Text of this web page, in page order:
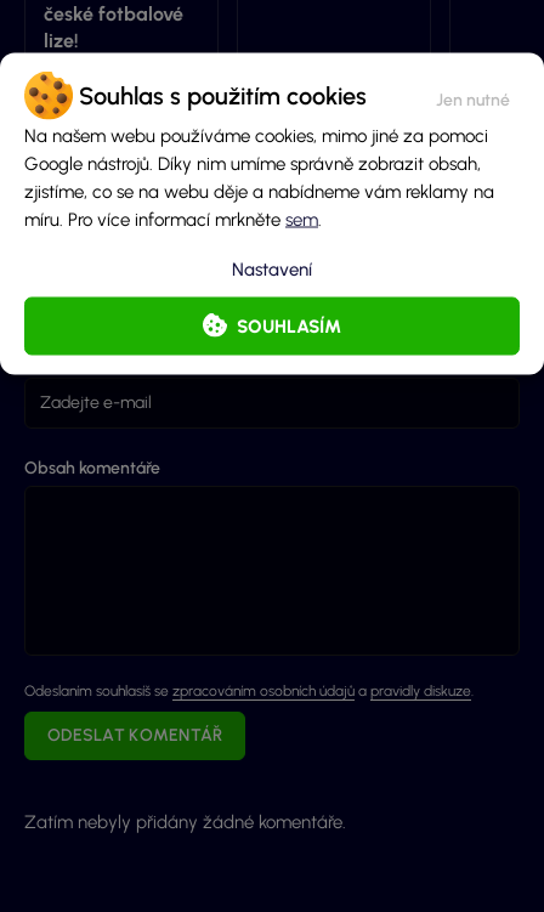
Souhlas s použitím cookies
Na našem webu používáme cookies, mimo jiné za pomoci
Google nástrojů. Díky nim umíme správně zobrazit obsah,
zjistíme, co se na webu děje a nabídneme vám reklamy na
míru. Pro více informací mrkněte sem
SOUHLASÍM
Nastavení
české fotbalové
lize!
Max
Přidej komentář
E-mail (nebude zobrazen)
Obsah komentáře
Odeslaním souhlasíš se zpracováním osobních údajů a pravidly diskuze.
ODESLAT KOMENTÁŘ
Zatím nebyly přidány žádné komentáře.